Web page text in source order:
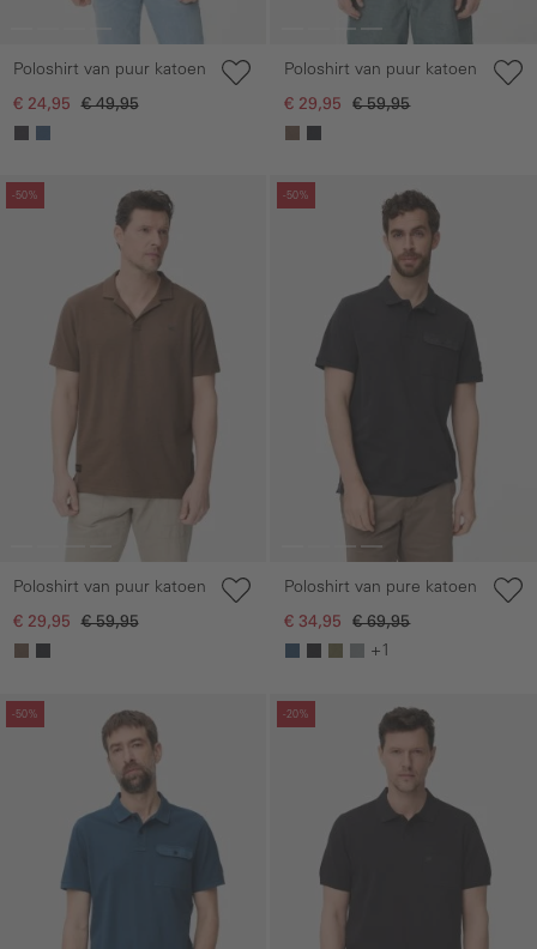
Poloshirt van puur katoen
€ 24,95 € 49,95
Poloshirt van puur katoen
€ 29,95 € 59,95
-50%
overslaan
Poloshirt van puur katoen
€ 29,95 € 59,95
-50%
Galerie overslaan
Poloshirt van pure katoen
€ 34,95
€ 69,95
+1
-50%
overslaan
-20%
Galerie overslaan